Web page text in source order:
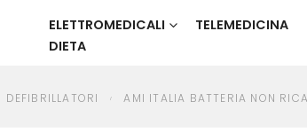
ELETTROMEDICALI TELEMEDICINA
DIETA
DEFIBRILLATORI AMI ITALIA BATTERIA NON